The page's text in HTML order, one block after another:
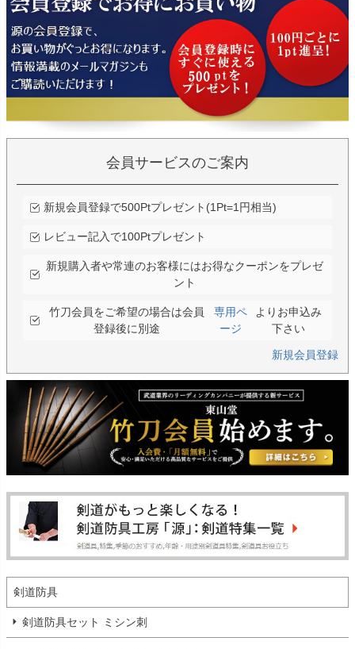
会員サービスのご案内
新規会員登録で500Ptプレゼント(1Pt=1円相当)
レビュー記入で100Ptプレゼント
新規購入者や常連のお客様にはお得なクーポンをプレゼ
ント
竹刀会員をご希望の場合は会員
登録後に別途
専用ペ
ージ
よりお申込み
下さい
新規会員登録
剣道防具
剣道防具セット ミシン刺